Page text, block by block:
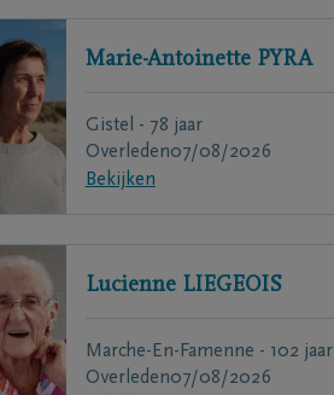
Marie-Antoinette PYRA
Gistel - 78 jaar
Overleden07/08/2026
Bekijken
Lucienne LIEGEOIS
Marche-En-Famenne - 102 jaar
Overleden07/08/2026